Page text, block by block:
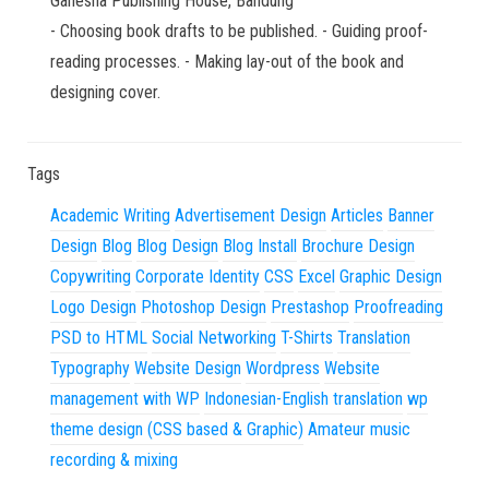
- Choosing book drafts to be published. - Guiding proof-
reading processes. - Making lay-out of the book and
designing cover.
Tags
Academic Writing Advertisement Design Articles Banner
Design Blog Blog Design Blog Install Brochure Design
Copywriting Corporate Identity CSS Excel Graphic Design
Logo Design Photoshop Design Prestashop Proofreading
PSD to HTML Social Networking T-Shirts Translation
Typography Website Design Wordpress Website
management with WP Indonesian-English translation wp
theme design (CSS based & Graphic) Amateur music
recording & mixing